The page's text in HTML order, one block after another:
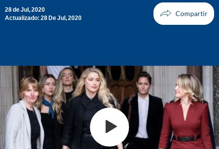
28 de Jul, 2020
Actualizado: 28 De Jul, 2020